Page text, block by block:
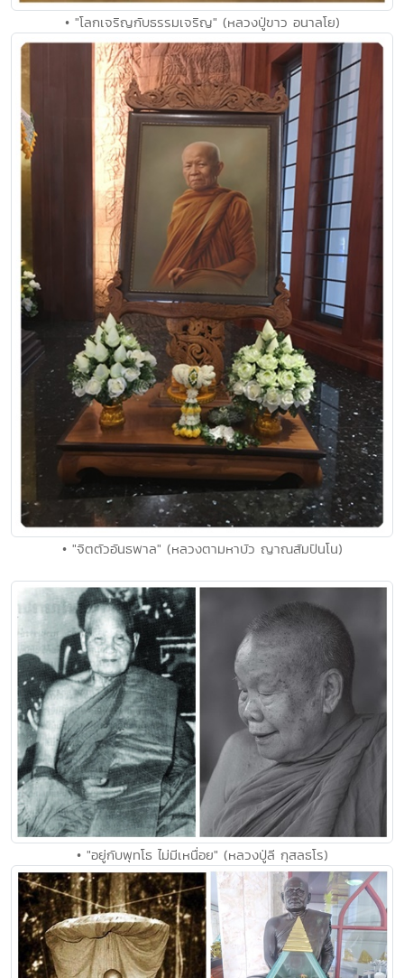
• "โลกเจริญกับธรรมเจริญ" (หลวงปู่ขาว อนาลโย)
• "จิตตัวอันธพาล" (หลวงตามหาบัว ญาณสัมปันโน)
• "อยู่กับพุทโธ ไม่มีเหนื่อย" (หลวงปู่ลี กุสลธโร)